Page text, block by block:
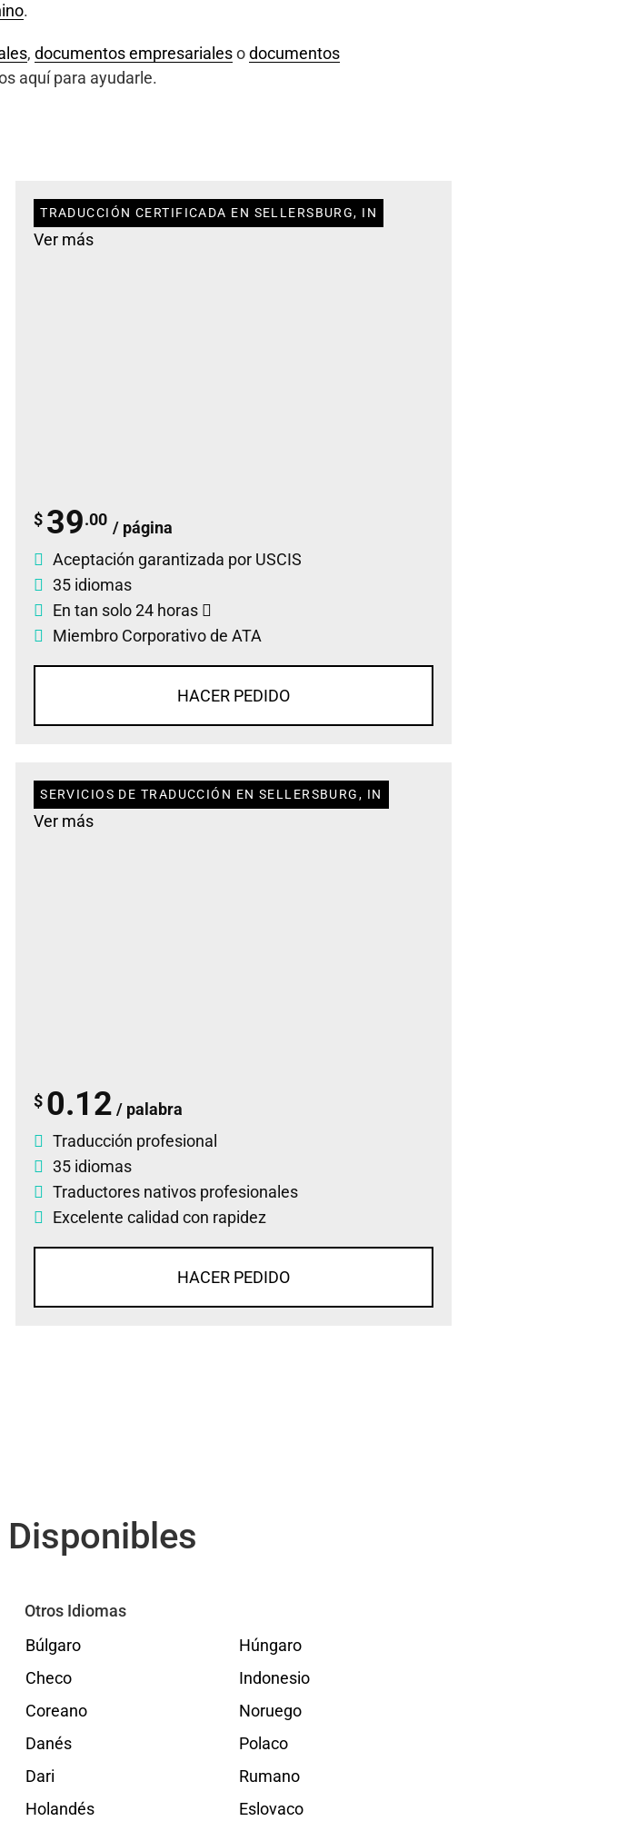
.
, documentos empresarialesodocumentos
aquí para ayudarle.
TRADUCCIÓN CERTIFICADA EN SELLERSBURG, IN
Ver más
$ 39.00 / página
Aceptación garantizada por USCIS
35 idiomas
En tan solo 24 horas
Miembro Corporativo de ATA
HACER PEDIDO
SERVICIOS DE TRADUCCIÓN EN SELLERSBURG, IN
Ver más
$ 0.12 / palabra
Traducción profesional
35 idiomas
Traductores nativos profesionales
Excelente calidad con rapidez
HACER PEDIDO
Otros Idiomas
Búlgaro
Checo
Coreano
Danés
Dari
Holandés
Húngaro
Indonesio
Noruego
Polaco
Rumano
Eslovaco